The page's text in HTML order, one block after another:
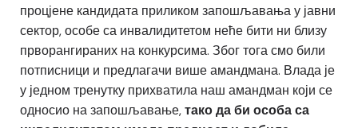
процјене кандидата приликом запошљавања у јавни
сектор, особе са инвалидитетом неће бити ни близу
прворангираних на конкурсима. Због тога смо били
потписници и предлагачи више амандмана. Влада је
у једном тренутку прихватила наш амандман који се
односио на запошљавање,тако да би особа са